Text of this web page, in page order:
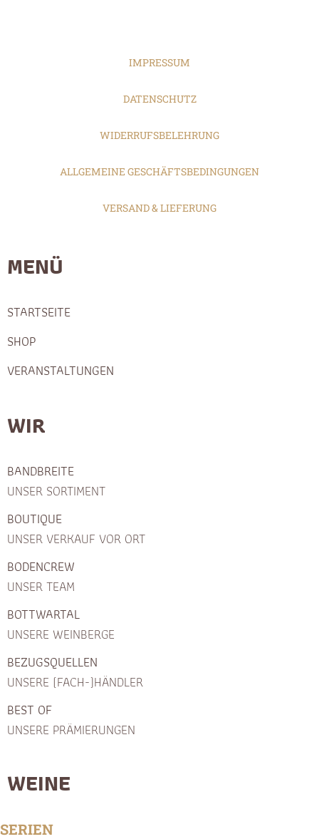
IMPRESSUM
DATENSCHUTZ
WIDERRUFSBELEHRUNG
ALLGEMEINE GESCHÄFTSBEDINGUNGEN
VERSAND & LIEFERUNG
MENÜ
STARTSEITE
SHOP
VERANSTALTUNGEN
WIR
BANDBREITE
UNSER SORTIMENT
BOUTIQUE
UNSER VERKAUF VOR ORT
BODENCREW
UNSER TEAM
BOTTWARTAL
UNSERE WEINBERGE
BEZUGSQUELLEN
UNSERE (FACH-)HÄNDLER
BEST OF
UNSERE PRÄMIERUNGEN
WEINE
SERIEN